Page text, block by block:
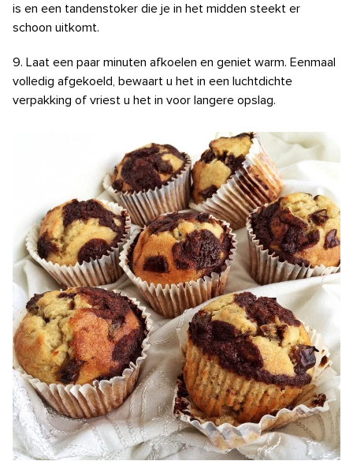
is en een tandenstoker die je in het midden steekt er
schoon uitkomt.
9. Laat een paar minuten afkoelen en geniet warm. Eenmaal
volledig afgekoeld, bewaart u het in een luchtdichte
verpakking of vriest u het in voor langere opslag.